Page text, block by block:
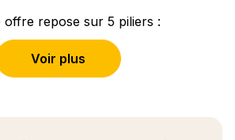
repose sur 5 piliers :
expériences mémorables.
avec une variété de concepts
Voir plus